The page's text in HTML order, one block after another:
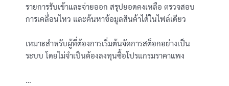
รายการรับเข้าและจ่ายออก สรุปยอดคงเหลือ ตรวจสอบ
การเคลื่อนไหว และค้นหาข้อมูลสินค้าได้ในไฟล์เดียว
เหมาะสำหรับผู้ที่ต้องการเริ่มต้นจัดการสต็อกอย่างเป็น
ระบบ โดยไม่จำเป็นต้องลงทุนซื้อโปรแกรมราคาแพง
…